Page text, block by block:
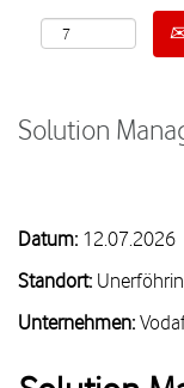
Solution
Datum: 12.07.2026
Standort:
Unternehmen: